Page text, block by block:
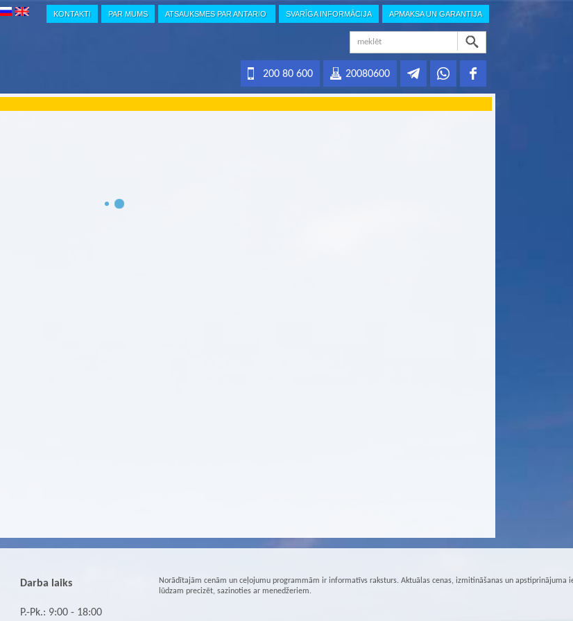
KONTAKTI PAR MUMS ATSAUKSMES PAR ANTARIO SVARĪGA INFORMĀCIJA APMAKSA UN GARANTIJA
20080600
200 80 600
Darba laiks
P.-Pk.: 9:00 - 18:00
Norādītajām cenām un ceļojumu programmām ir informatīvs raksturs. Aktuālas cenas, izmitināšanas un apstiprinājuma
lūdzam precizēt, sazinoties ar menedžeriem.